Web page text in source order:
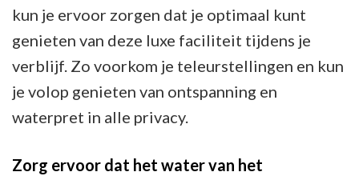
kun je ervoor zorgen dat je optimaal kunt
genieten van deze luxe faciliteit tijdens je
verblijf. Zo voorkom je teleurstellingen en kun
je volop genieten van ontspanning en
waterpret in alle privacy.
Zorg ervoor dat het water van het